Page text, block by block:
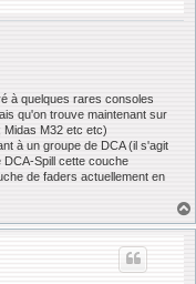
à quelques rares consoles
qu'on trouve maintenant sur
Midas M32 etc etc)
à un groupe de DCA (il s'agit
Spill cette couche
de faders actuellement en